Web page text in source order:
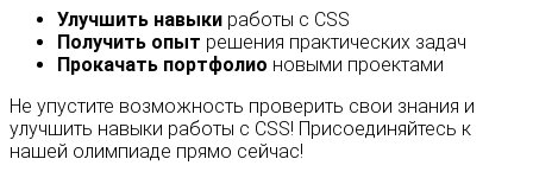
Улучшить навыки работы с CSS
Получить опыт решения практических задач
Прокачать портфолио новыми проектами
Не упустите возможность проверить свои знания и
улучшить навыки работы с CSS! Присоединяйтесь к
нашей олимпиаде прямо сейчас!